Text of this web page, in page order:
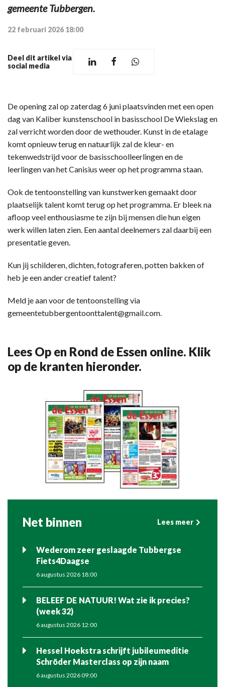
gemeente Tubbergen.
22 februari 2026 18:00
Deel dit artikel via
social media
De opening zal op zaterdag 6 juni plaatsvinden met een open
dag van Kaliber kunstenschool in basisschool De Wiekslag en
zal verricht worden door de wethouder. Kunst in de etalage
komt opnieuw terug en natuurlijk zal de kleur- en
tekenwedstrijd voor de basisschoolleerlingen en de
leerlingen van het Canisius weer op het programma staan.
Ook de tentoonstelling van kunstwerken gemaakt door
plaatselijk talent komt terug op het programma. Er bleek na
afloop veel enthousiasme te zijn bij mensen die hun eigen
werk willen laten zien. Een aantal deelnemers zal daarbij een
presentatie geven.
Kun jij schilderen, dichten, fotograferen, potten bakken of
heb je een ander creatief talent?
Meld je aan voor de tentoonstelling via
gemeentetubbergentoonttalent@gmail.com.
Lees Op en Rond de Essen online. Klik
op de kranten hieronder.
Net binnen Lees meer
Wederom zeer geslaagde Tubbergse
Fiets4Daagse
6 augustus 2026 18:00
BELEEF DE NATUUR! Wat zie ik precies?
(week 32)
6 augustus 2026 12:00
Hessel Hoekstra schrijft jubileumeditie
Schröder Masterclass op zijn naam
6 augustus 2026 09:00